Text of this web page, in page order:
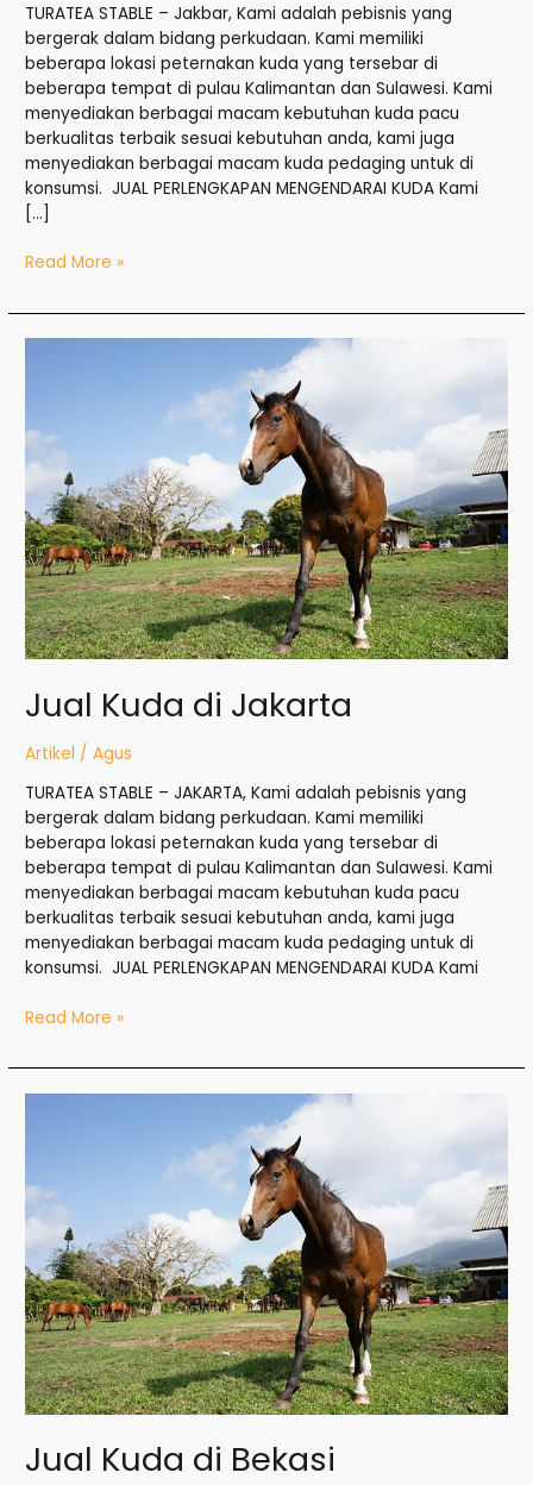
TURATEA STABLE – Jakbar, Kami adalah pebisnis yang
bergerak dalam bidang perkudaan. Kami memiliki
beberapa lokasi peternakan kuda yang tersebar di
beberapa tempat di pulau Kalimantan dan Sulawesi. Kami
menyediakan berbagai macam kebutuhan kuda pacu
berkualitas terbaik sesuai kebutuhan anda, kami juga
menyediakan berbagai macam kuda pedaging untuk di
konsumsi. JUAL PERLENGKAPAN MENGENDARAI KUDA Kami
[…]
Read More »
Jual Kuda di Jakarta
Artikel /Agus
TURATEA STABLE – JAKARTA, Kami adalah pebisnis yang
bergerak dalam bidang perkudaan. Kami memiliki
beberapa lokasi peternakan kuda yang tersebar di
beberapa tempat di pulau Kalimantan dan Sulawesi. Kami
menyediakan berbagai macam kebutuhan kuda pacu
berkualitas terbaik sesuai kebutuhan anda, kami juga
menyediakan berbagai macam kuda pedaging untuk di
konsumsi. JUAL PERLENGKAPAN MENGENDARAI KUDA Kami
Jakarta
Read More »
Jual Kuda di Bekasi